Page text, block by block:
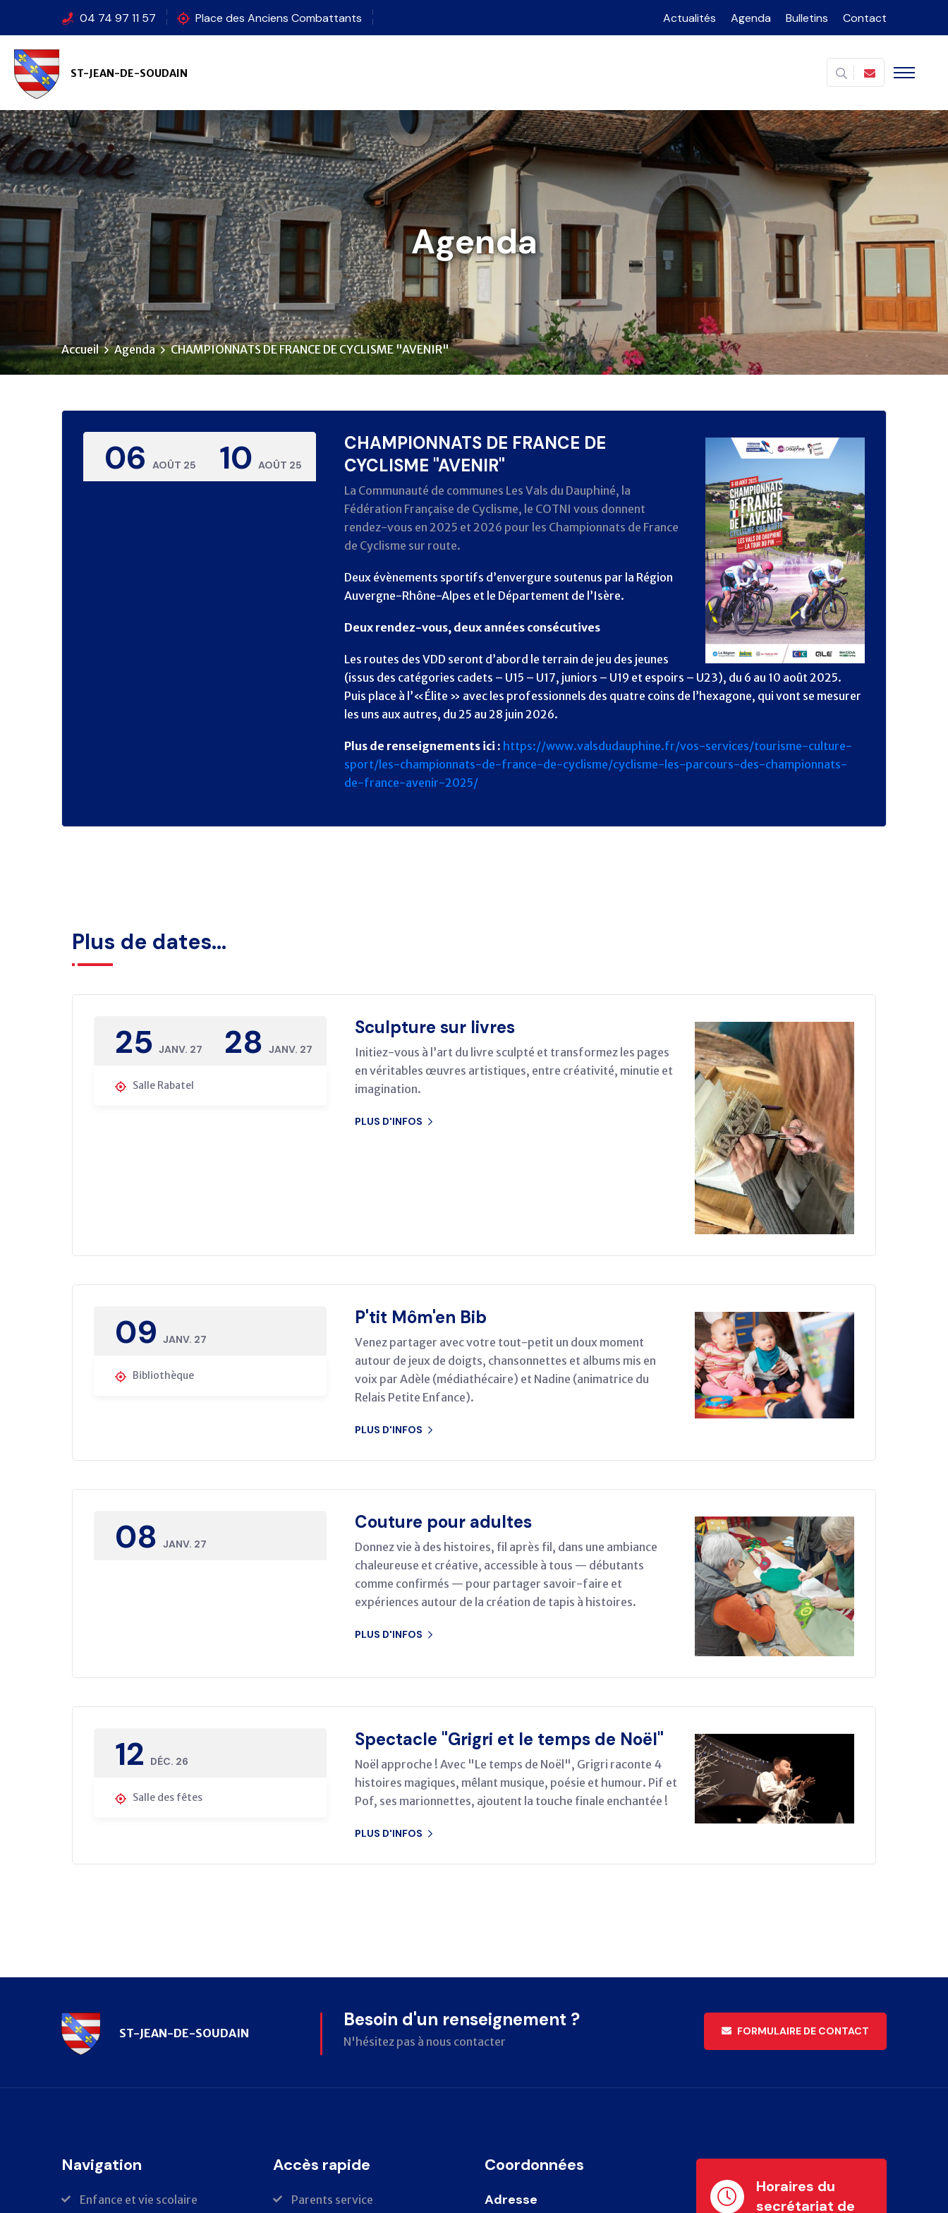
04 74 97 11 57 Place des Anciens Combattants Actualités Agenda Bulletins Contact
ST-JEAN-DE-SOUDAIN
Agenda
Accueil Agenda CHAMPIONNATS DE FRANCE DE CYCLISME "AVENIR"
06 AOÛT 25 10 AOÛT 25
CHAMPIONNATS DE FRANCE DE
CYCLISME "AVENIR"
La Communauté de communes Les Vals du Dauphiné, la
Fédération Française de Cyclisme, le COTNI vous donnent
rendez-vous en 2025 et 2026 pour les Championnats de France
de Cyclisme sur route.
Deux évènements sportifs d’envergure soutenus par la Région
Auvergne-Rhône-Alpes et le Département de l’Isère.
Deux rendez-vous, deux années consécutives
Les routes des VDD seront d’abord le terrain de jeu des jeunes
(issus des catégories cadets – U15 – U17, juniors – U19 et espoirs – U23), du 6 au 10 août 2025.
Puis place à l’«Élite » avec les professionnels des quatre coins de l’hexagone, qui vont se mesurer
les uns aux autres, du 25 au 28 juin 2026.
Plus de renseignements ici : https://www.valsdudauphine.fr/vos-services/tourisme-culture-
sport/les-championnats-de-france-de-cyclisme/cyclisme-les-parcours-des-championnats-
de-france-avenir-2025/
Plus de dates...
25 JANV. 27 28 JANV. 27
Salle Rabatel
Sculpture sur livres
Initiez-vous à l’art du livre sculpté et transformez les pages
en véritables œuvres artistiques, entre créativité, minutie et
imagination.
PLUS D'INFOS
09 JANV. 27
Bibliothèque
P'tit Môm'en Bib
Venez partager avec votre tout-petit un doux moment
autour de jeux de doigts, chansonnettes et albums mis en
voix par Adèle (médiathécaire) et Nadine (animatrice du
Relais Petite Enfance).
PLUS D'INFOS
08 JANV. 27
Couture pour adultes
Donnez vie à des histoires, fil après fil, dans une ambiance
chaleureuse et créative, accessible à tous — débutants
comme confirmés — pour partager savoir-faire et
expériences autour de la création de tapis à histoires.
PLUS D'INFOS
12 DÉC. 26
Salle des fêtes
Spectacle "Grigri et le temps de Noël"
Noël approche ! Avec "Le temps de Noël", Grigri raconte 4
histoires magiques, mêlant musique, poésie et humour. Pif et
Pof, ses marionnettes, ajoutent la touche finale enchantée !
PLUS D'INFOS
ST-JEAN-DE-SOUDAIN
Besoin d'un renseignement ?
N'hésitez pas à nous contacter
FORMULAIRE DE CONTACT
Navigation
Enfance et vie scolaire
Accès rapide
Parents service
Coordonnées
Adresse
Horaires du
secrétariat de